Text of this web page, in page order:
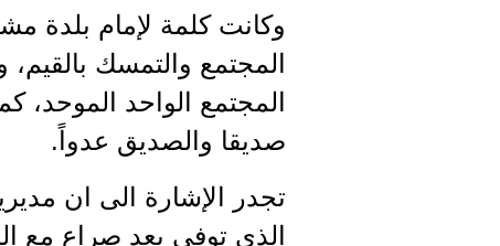
وكانت كلمة لإمام بلدة
المجتمع والتمسك
المجتمع الواحد
صديقا والصديق عدواً.
تجدر الإشارة الى ان
الذي توفي بعد صراع مع